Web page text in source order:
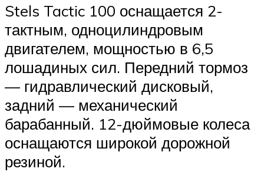
Stels Tactic 100 оснащается 2-
тактным, одноцилиндровым
двигателем, мощностью в 6,5
лошадиных сил. Передний тормоз
— гидравлический дисковый,
задний — механический
барабанный. 12-дюймовые колеса
оснащаются широкой дорожной
резиной.